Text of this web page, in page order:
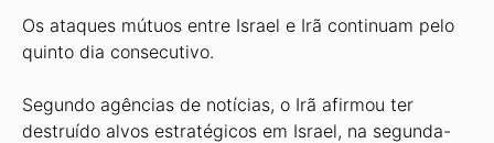
Os ataques mútuos entre Israel e Irã continuam pelo
quinto dia consecutivo.
Segundo agências de notícias, o Irã afirmou ter
destruído alvos estratégicos em Israel, na segunda-